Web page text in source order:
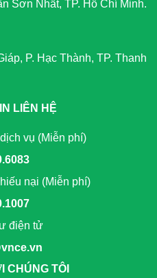
Sơn Nhất, TP. Hồ Chí Minh.
P. Hạc Thành, TP. Thanh
LIÊN HỆ
vụ (Miễn phí)
nại (Miễn phí)
điện tử
CHÚNG TÔI